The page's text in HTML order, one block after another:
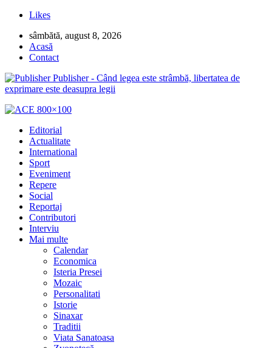
Likes
sâmbătă, august 8, 2026
Acasă
Contact
Publisher - Când legea este strâmbă, libertatea de
exprimare este deasupra legii
Editorial
Actualitate
International
Sport
Eveniment
Repere
Social
Reportaj
Contributori
Interviu
Mai multe
Calendar
Economica
Isteria Presei
Mozaic
Personalitati
Istorie
Sinaxar
Traditii
Viata Sanatoasa